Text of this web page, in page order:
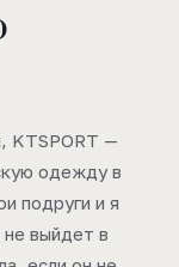
KTSPORT —
одежду в
подруги и я
выйдет в